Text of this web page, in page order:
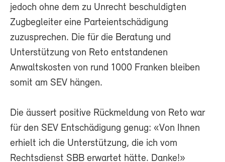
jedoch ohne dem zu Unrecht beschuldigten
Zugbegleiter eine Parteientschädigung
zuzusprechen. Die für die Beratung und
Unterstützung von Reto entstandenen
Anwaltskosten von rund 1000 Franken bleiben
somit am SEV hängen.
Die äussert positive Rückmeldung von Reto war
für den SEV Entschädigung genug: «Von Ihnen
erhielt ich die Unterstützung, die ich vom
Rechtsdienst SBB erwartet hätte. Danke!»